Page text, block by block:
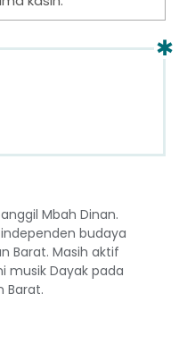
Mbah Dinan.
budaya
Barat. Masih aktif
musik Dayak pada
Barat.